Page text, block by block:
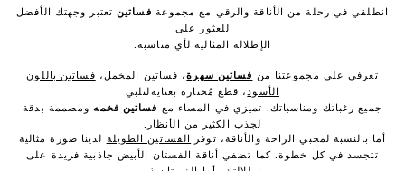
انطلقي في رحلة من الأناقة والرقي مع مجموعة فساتين تعتبر وجهتك الأفضل
للعثور على
الإطلالة المثالية لأي مناسبة.
تعرفي على مجموعتنا من فساتين سهرة، فساتين المخمل، فساتين باللون
الأسود ، قطع مُختارة بعنايةلتلبي
جميع رغباتك ومناسباتك. تميزي في المساء مع فساتين فخمهومصممة بدقة
لجذب الكثير من الأنظار.
أما بالنسبة لمحبي الراحة والأناقة، توفر
الفساتين الطويلة لدينا صورة مثالية
تتجسد في كل خطوة. كما تضفي أناقة الفستان الأبيض جاذبية فريدة على